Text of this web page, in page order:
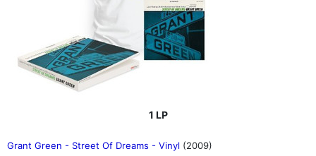
1 LP
Grant Green - Street Of Dreams - Vinyl (2009)